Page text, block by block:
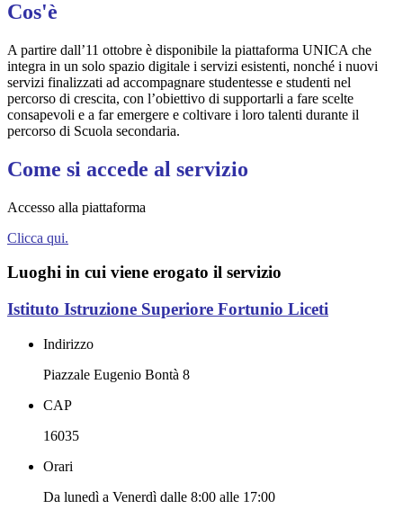
Cos'è
A partire dall’11 ottobre è disponibile la piattaforma UNICA che
integra in un solo spazio digitale i servizi esistenti, nonché i nuovi
servizi finalizzati ad accompagnare studentesse e studenti nel
percorso di crescita, con l’obiettivo di supportarli a fare scelte
consapevoli e a far emergere e coltivare i loro talenti durante il
percorso di Scuola secondaria.
Come si accede al servizio
Accesso alla piattaforma
Clicca qui.
Luoghi in cui viene erogato il servizio
Istituto Istruzione Superiore Fortunio Liceti
Indirizzo
Piazzale Eugenio Bontà 8
CAP
16035
Orari
Da lunedì a Venerdì dalle 8:00 alle 17:00